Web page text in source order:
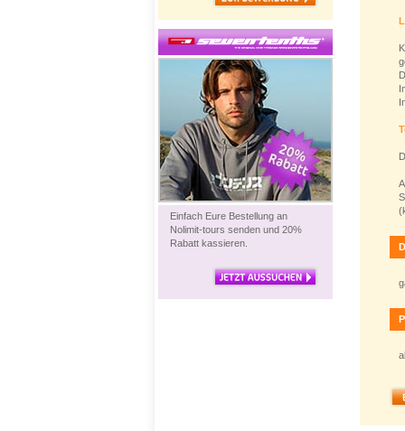
Einfach Eure Bestellung an
Nolimit-tours senden und 20%
Rabatt kassieren.